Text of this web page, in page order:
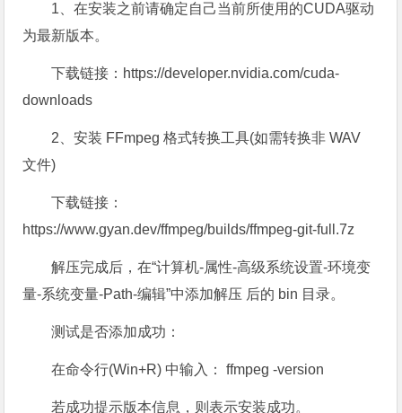
1、在安装之前请确定自己当前所使用的CUDA驱动
为最新版本。
下载链接：https://developer.nvidia.com/cuda-
downloads
2、安装 FFmpeg 格式转换工具(如需转换非 WAV
文件)
下载链接：
https://www.gyan.dev/ffmpeg/builds/ffmpeg-git-full.7z
解压完成后，在“计算机-属性-高级系统设置-环境变
量-系统变量-Path-编辑”中添加解压 后的 bin 目录。
测试是否添加成功：
在命令行(Win+R) 中输入： ffmpeg -version
若成功提示版本信息，则表示安装成功。